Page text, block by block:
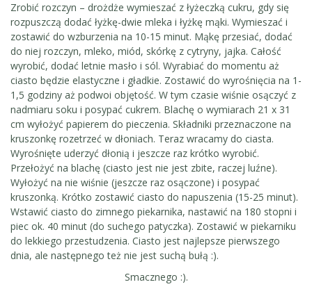
Zrobić rozczyn – drożdże wymieszać z łyżeczką cukru, gdy się
rozpuszczą dodać łyżkę-dwie mleka i łyżkę mąki. Wymieszać i
zostawić do wzburzenia na 10-15 minut. Mąkę przesiać, dodać
do niej rozczyn, mleko, miód, skórkę z cytryny, jajka. Całość
wyrobić, dodać letnie masło i sól. Wyrabiać do momentu aż
ciasto będzie elastyczne i gładkie. Zostawić do wyrośnięcia na 1-
1,5 godziny aż podwoi objętość. W tym czasie wiśnie osączyć z
nadmiaru soku i posypać cukrem. Blachę o wymiarach 21 x 31
cm wyłożyć papierem do pieczenia. Składniki przeznaczone na
kruszonkę rozetrzeć w dłoniach. Teraz wracamy do ciasta.
Wyrośnięte uderzyć dłonią i jeszcze raz krótko wyrobić.
Przełożyć na blachę (ciasto jest nie jest zbite, raczej luźne).
Wyłożyć na nie wiśnie (jeszcze raz osączone) i posypać
kruszonką. Krótko zostawić ciasto do napuszenia (15-25 minut).
Wstawić ciasto do zimnego piekarnika, nastawić na 180 stopni i
piec ok. 40 minut (do suchego patyczka). Zostawić w piekarniku
do lekkiego przestudzenia. Ciasto jest najlepsze pierwszego
dnia, ale następnego też nie jest suchą bułą :).
Smacznego :).